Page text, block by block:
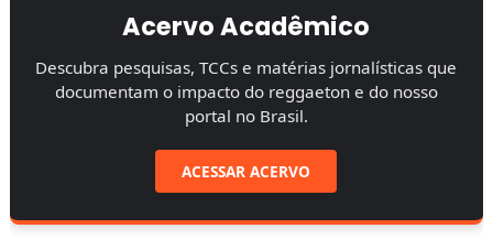
Acervo Acadêmico
Descubra pesquisas, TCCs e matérias jornalísticas que
documentam o impacto do reggaeton e do nosso
portal no Brasil.
ACESSAR ACERVO